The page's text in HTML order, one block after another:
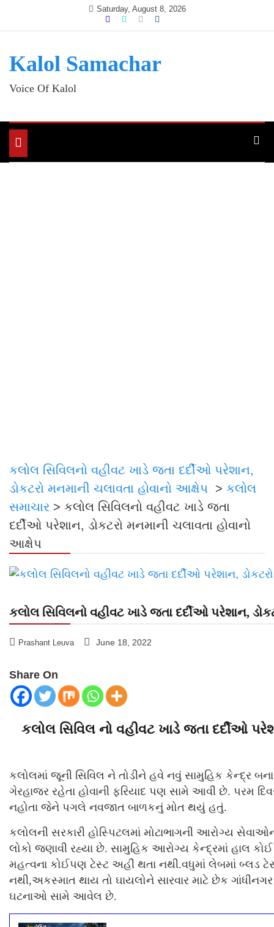
Saturday, August 8, 2026
Kalol Samachar
Voice Of Kalol
Toggle
navigation
કલોલ સિવિલનો વહીવટ ખાડે જતા દર્દીઓ પરેશાન,
ડોકટરો મનમાની ચલાવતા હોવાનો આક્ષેપ
> કલોલ
સમાચાર > કલોલ સિવિલનો વહીવટ ખાડે જતા
દર્દીઓ પરેશાન, ડોકટરો મનમાની ચલાવતા હોવાનો
આક્ષેપ
કલોલ સિવિલનો વહીવટ ખાડે જતા દર્દીઓ પરેશાન,
Prashant Leuva June 18, 2022
Share On
કલોલ સિવિલ નો વહીવટ ખાડે જતા દર્દીઓ
કલોલમાં જૂની સિવિલ ને તોડીને હવે નવું સામુહિક કેન્દ્ર
ગેરહાજર રહેતા હોવાની ફરિયાદ પણ સામે આવી છે. પરમ
નહોતા જેને પગલે નવજાત બાળકનું મોત થયું હતું.
કલોલની સરકારી હોસ્પિટલમાં મોટાભાગની આરોગ્ય
લોકો જણાવી રહ્યા છે. સામુહિક આરોગ્ય કેન્દ્રમાં હાલ
મહત્વના કોઈપણ ટેસ્ટ અહીં થતા નથી.વધુમાં લેબમાં બ્લડ
નથી,અકસ્માત થાય તો ઘાયલોને સારવાર માટે છેક
ઘટનાઓ સામે આવેલ છે.